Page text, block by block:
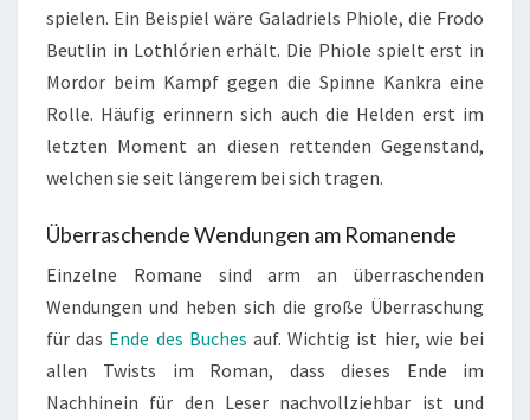
spielen. Ein Beispiel wäre Galadriels Phiole, die Frodo
Beutlin in Lothlórien erhält. Die Phiole spielt erst in
Mordor beim Kampf gegen die Spinne Kankra eine
Rolle. Häufig erinnern sich auch die Helden erst im
letzten Moment an diesen rettenden Gegenstand,
welchen sie seit längerem bei sich tragen.
Überraschende Wendungen am Romanende
Einzelne Romane sind arm an überraschenden
Wendungen und heben sich die große Überraschung
für das Ende des Buchesauf. Wichtig ist hier, wie bei
allen Twists im Roman, dass dieses Ende im
Nachhinein für den Leser nachvollziehbar ist und